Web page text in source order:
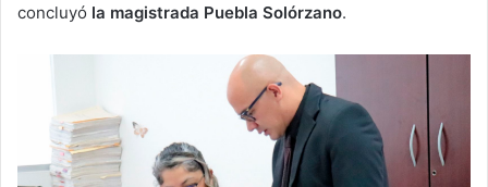
concluyó la magistrada Puebla Solórzano.